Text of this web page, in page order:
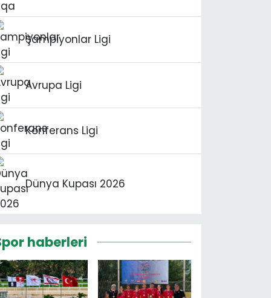
Şampiyonlar Ligi
Avrupa Ligi
Konferans Ligi
Dünya Kupası 2026
haberleri